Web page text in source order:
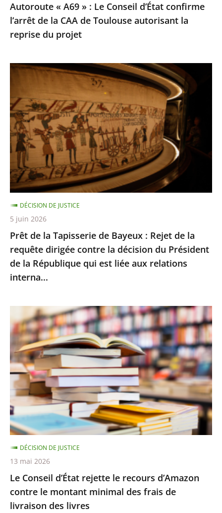
CAA
de
Toulouse
la
reprise
projet
Autoroute « A69 » : Le Conseil d’État confirme
l’arrêt de la CAA de Toulouse autorisant la
reprise du projet
Prêt
la
Tapisserie
de
Bayeux
:
Rejet
de
la
requête
dirigée
contre
la
décision
du
de
la
République
qui
est
liée
aux
relations
interna...
Prêt de la Tapisserie de Bayeux : Rejet de la
requête dirigée contre la décision du Président
de la République qui est liée aux relations
interna...
DÉCISION DE JUSTICE
5 juin 2026
Conseil
d’État
rejette
le
recours
d’Amazon
contre
le
montant
minimal
des
frais
de
livraison
Le Conseil d’État rejette le recours d’Amazon
contre le montant minimal des frais de
livraison des livres
DÉCISION DE JUSTICE
13 mai 2026